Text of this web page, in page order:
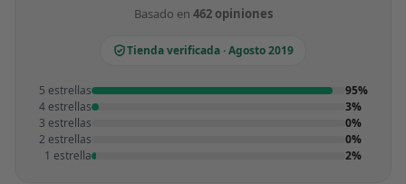
Basado en 462 opiniones
Tienda verificada · Agosto 2019
5 estrellas
95%
4 estrellas
3%
3 estrellas
0%
2 estrellas
0%
1 estrella
2%